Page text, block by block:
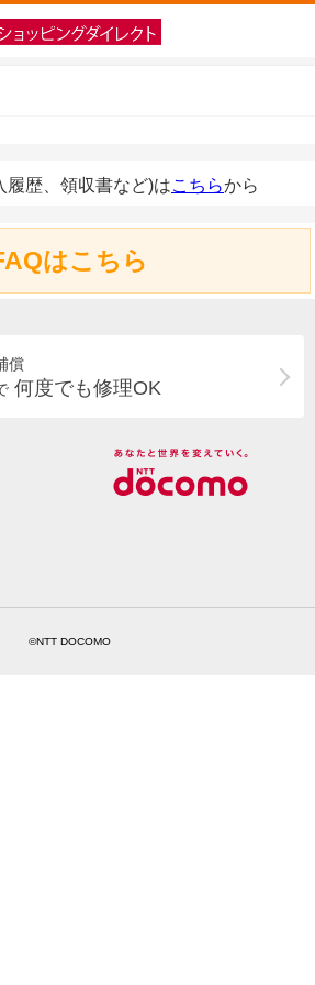
履歴、領収書など)はこちらから
はこちら
償
何度でも修理OK
©NTT DOCOMO